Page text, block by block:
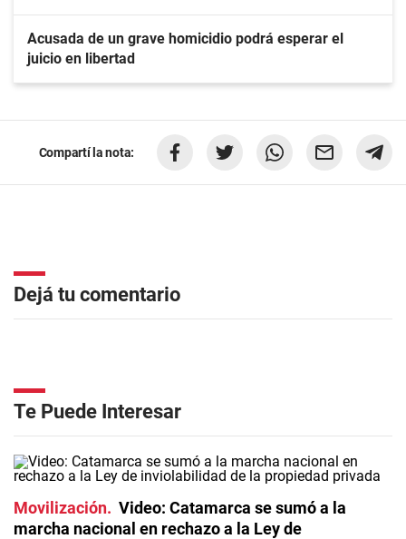
Acusada de un grave homicidio podrá esperar el
juicio en libertad
Compartí la nota:
Dejá tu comentario
Te Puede Interesar
Movilización
Video: Catamarca se sumó a la
marcha nacional en rechazo a la Ley de